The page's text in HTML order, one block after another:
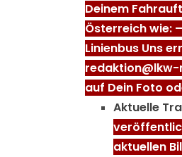
Deinem
Österreich wie:
Linienbus Uns
redaktion@lkw-
auf Dein Foto
Aktuelle
aktuellen